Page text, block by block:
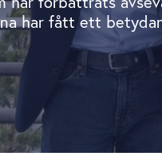
har fått ett